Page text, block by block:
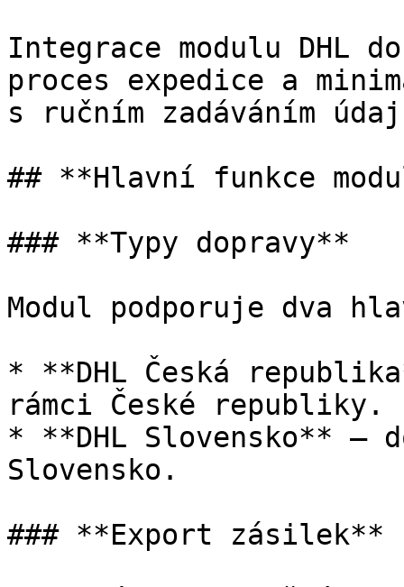
Integrace modulu DHL
proces expedice a
s ručním zadáváním
## **Hlavní funkce
### **Typy dopravy**
Modul podporuje dva
* **DHL Česká
rámci České republiky.​
* **DHL Slovensko** –
Slovensko.​
### **Export zásilek**